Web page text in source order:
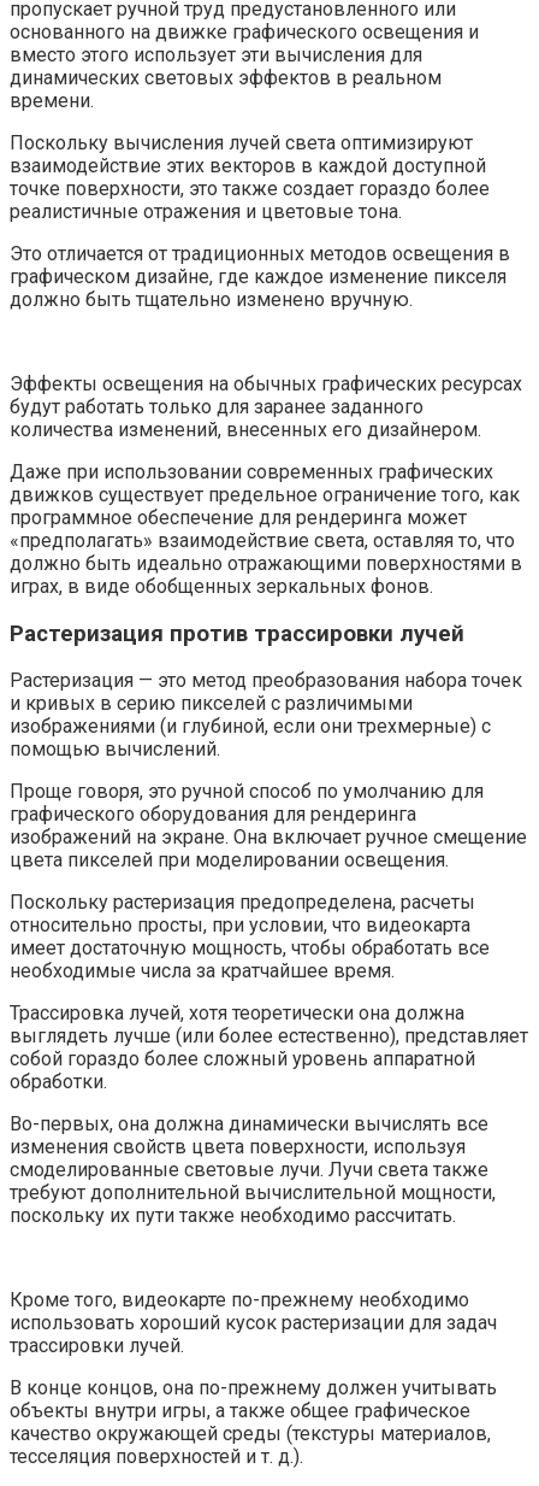
пропускает ручной труд предустановленного или
основанного на движке графического освещения и
вместо этого использует эти вычисления для
динамических световых эффектов в реальном
времени.
Поскольку вычисления лучей света оптимизируют
взаимодействие этих векторов в каждой доступной
точке поверхности, это также создает гораздо более
реалистичные отражения и цветовые тона.
Это отличается от традиционных методов освещения в
графическом дизайне, где каждое изменение пикселя
должно быть тщательно изменено вручную.
Эффекты освещения на обычных графических ресурсах
будут работать только для заранее заданного
количества изменений, внесенных его дизайнером.
Даже при использовании современных графических
движков существует предельное ограничение того, как
программное обеспечение для рендеринга может
«предполагать» взаимодействие света, оставляя то, что
должно быть идеально отражающими поверхностями в
играх, в виде обобщенных зеркальных фонов.
Растеризация против трассировки лучей
Растеризация — это метод преобразования набора точек
и кривых в серию пикселей с различимыми
изображениями (и глубиной, если они трехмерные) с
помощью вычислений.
Проще говоря, это ручной способ по умолчанию для
графического оборудования для рендеринга
изображений на экране. Она включает ручное смещение
цвета пикселей при моделировании освещения.
Поскольку растеризация предопределена, расчеты
относительно просты, при условии, что видеокарта
имеет достаточную мощность, чтобы обработать все
необходимые числа за кратчайшее время.
Трассировка лучей, хотя теоретически она должна
выглядеть лучше (или более естественно), представляет
собой гораздо более сложный уровень аппаратной
обработки.
Во-первых, она должна динамически вычислять все
изменения свойств цвета поверхности, используя
смоделированные световые лучи. Лучи света также
требуют дополнительной вычислительной мощности,
поскольку их пути также необходимо рассчитать.
Кроме того, видеокарте по-прежнему необходимо
использовать хороший кусок растеризации для задач
трассировки лучей.
В конце концов, она по-прежнему должен учитывать
объекты внутри игры, а также общее графическое
качество окружающей среды (текстуры материалов,
тесселяция поверхностей и т. д.).